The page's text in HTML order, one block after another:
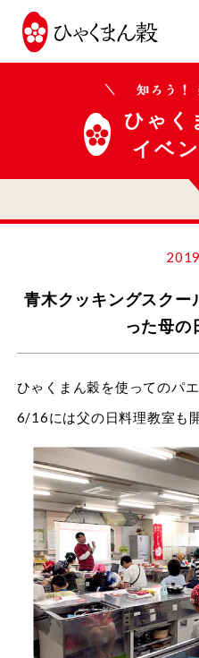
JA
全
農
い
し
か
わ
ひゃく
イベ
青木クッキングスクー
った母の
ひゃくまん穀を使ってのパ
6/16には父の日料理教室も